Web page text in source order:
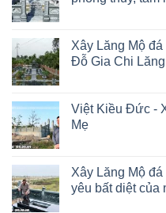
Xây Lăng Mộ
Đỗ Gia Chi
Việt Kiều Đức -
Mẹ
Xây Lăng Mộ
yêu bất diệt của